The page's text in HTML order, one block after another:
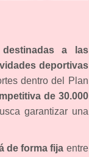
destinadas a las
deportivas
dentro del Plan
de 30.000
garantizar una
de forma fija entre